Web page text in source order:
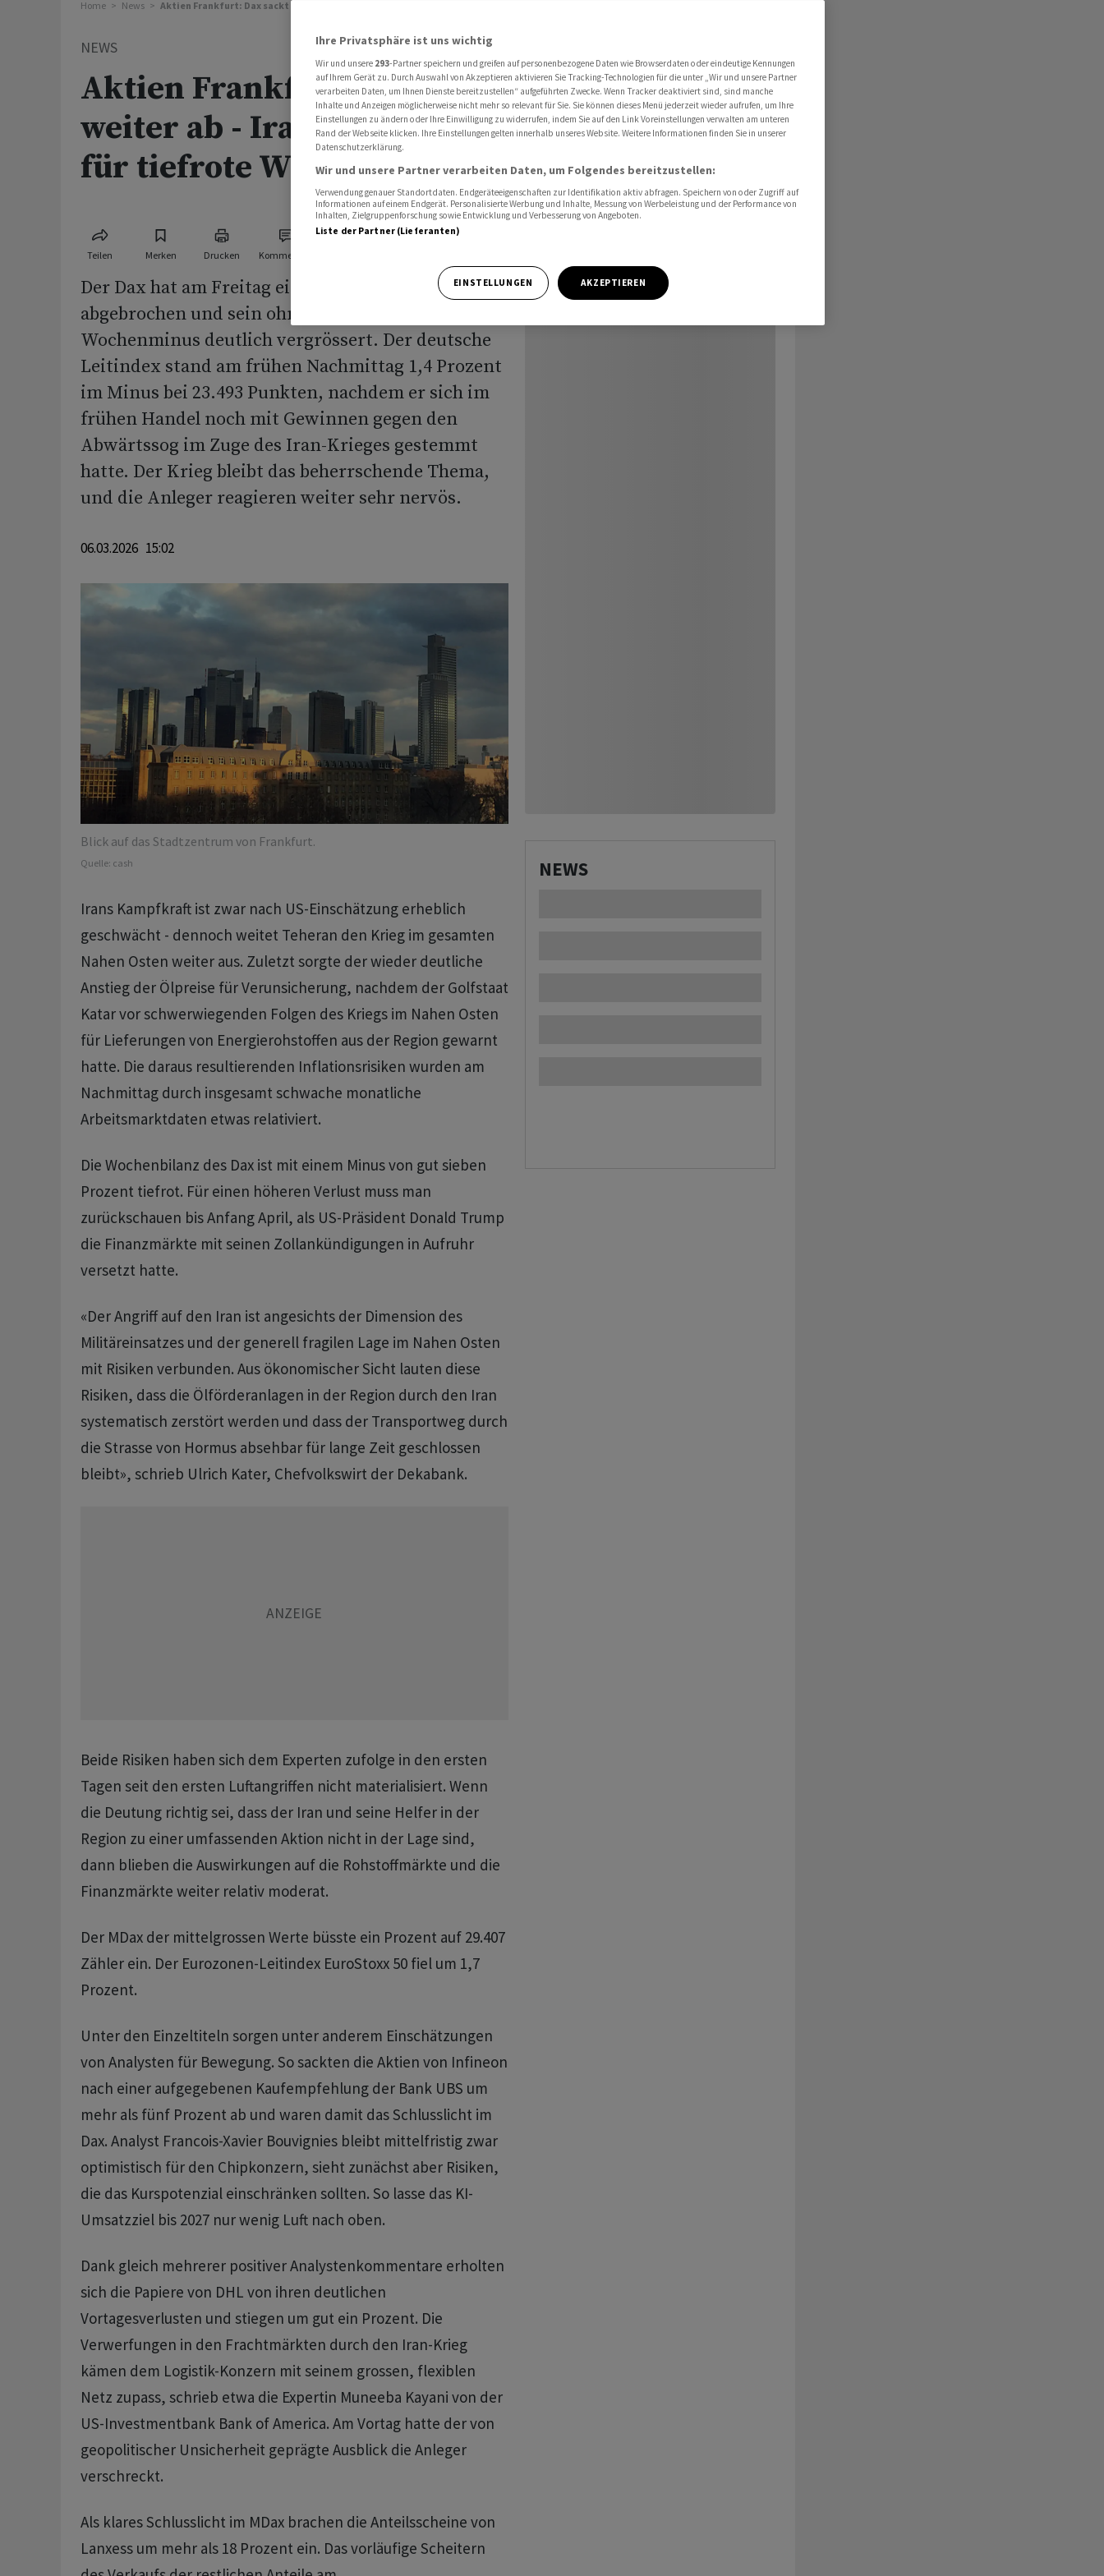
Home News Aktien Frankfurt: Dax sackt weiter ab - Iran-Krieg sorgt für tiefrote Woche
NEWS
Aktien Frankfurt: Dax sackt
weiter ab - Iran-Krieg sorgt
für tiefrote Woche
Teilen Merken Drucken Kommentare
Der Dax hat am Freitag einen Erholungsversuch
abgebrochen und sein ohnehin schon deutliches
Wochenminus deutlich vergrössert. Der deutsche
Leitindex stand am frühen Nachmittag 1,4 Prozent
im Minus bei 23.493 Punkten, nachdem er sich im
frühen Handel noch mit Gewinnen gegen den
Abwärtssog im Zuge des Iran-Krieges gestemmt
hatte. Der Krieg bleibt das beherrschende Thema,
und die Anleger reagieren weiter sehr nervös.
06.03.2026 15:02
Blick auf das Stadtzentrum von Frankfurt.
Quelle: cash
Irans Kampfkraft ist zwar nach US-Einschätzung erheblich
geschwächt - dennoch weitet Teheran den Krieg im gesamten
Nahen Osten weiter aus. Zuletzt sorgte der wieder deutliche
Anstieg der Ölpreise für Verunsicherung, nachdem der Golfstaat
Katar vor schwerwiegenden Folgen des Kriegs im Nahen Osten
für Lieferungen von Energierohstoffen aus der Region gewarnt
hatte. Die daraus resultierenden Inflationsrisiken wurden am
Nachmittag durch insgesamt schwache monatliche
Arbeitsmarktdaten etwas relativiert.
Die Wochenbilanz des Dax ist mit einem Minus von gut sieben
Prozent tiefrot. Für einen höheren Verlust muss man
zurückschauen bis Anfang April, als US-Präsident Donald Trump
die Finanzmärkte mit seinen Zollankündigungen in Aufruhr
versetzt hatte.
«Der Angriff auf den Iran ist angesichts der Dimension des
Militäreinsatzes und der generell fragilen Lage im Nahen Osten
mit Risiken verbunden. Aus ökonomischer Sicht lauten diese
Risiken, dass die Ölförderanlagen in der Region durch den Iran
systematisch zerstört werden und dass der Transportweg durch
die Strasse von Hormus absehbar für lange Zeit geschlossen
bleibt», schrieb Ulrich Kater, Chefvolkswirt der Dekabank.
Beide Risiken haben sich dem Experten zufolge in den ersten
Tagen seit den ersten Luftangriffen nicht materialisiert. Wenn
die Deutung richtig sei, dass der Iran und seine Helfer in der
Region zu einer umfassenden Aktion nicht in der Lage sind,
dann blieben die Auswirkungen auf die Rohstoffmärkte und die
Finanzmärkte weiter relativ moderat.
Der MDax der mittelgrossen Werte büsste ein Prozent auf 29.407
Zähler ein. Der Eurozonen-Leitindex EuroStoxx 50 fiel um 1,7
Prozent.
Unter den Einzeltiteln sorgen unter anderem Einschätzungen
von Analysten für Bewegung. So sackten die Aktien von Infineon
nach einer aufgegebenen Kaufempfehlung der Bank UBS um
mehr als fünf Prozent ab und waren damit das Schlusslicht im
Dax. Analyst Francois-Xavier Bouvignies bleibt mittelfristig zwar
optimistisch für den Chipkonzern, sieht zunächst aber Risiken,
die das Kurspotenzial einschränken sollten. So lasse das KI-
Umsatzziel bis 2027 nur wenig Luft nach oben.
Dank gleich mehrerer positiver Analystenkommentare erholten
sich die Papiere von DHL von ihren deutlichen
Vortagesverlusten und stiegen um gut ein Prozent. Die
Verwerfungen in den Frachtmärkten durch den Iran-Krieg
kämen dem Logistik-Konzern mit seinem grossen, flexiblen
Netz zupass, schrieb etwa die Expertin Muneeba Kayani von der
US-Investmentbank Bank of America. Am Vortag hatte der von
geopolitischer Unsicherheit geprägte Ausblick die Anleger
verschreckt.
Als klares Schlusslicht im MDax brachen die Anteilsscheine von
Lanxess um mehr als 18 Prozent ein. Das vorläufige Scheitern
NEWS
Ihre Privatsphäre ist uns wichtig
Wir und unsere 293-Partner speichern und greifen auf personenbezogene Daten wie Browserdaten oder eindeutige Kennungen
auf Ihrem Gerät zu. Durch Auswahl von Akzeptieren aktivieren Sie Tracking-Technologien für die unter „Wir und unsere Partner
verarbeiten Daten, um Ihnen Dienste bereitzustellen“ aufgeführten Zwecke. Wenn Tracker deaktiviert sind, sind manche
Inhalte und Anzeigen möglicherweise nicht mehr so relevant für Sie. Sie können dieses Menü jederzeit wieder aufrufen, um Ihre
Einstellungen zu ändern oder Ihre Einwilligung zu widerrufen, indem Sie auf den Link Voreinstellungen verwalten am unteren
Rand der Webseite klicken. Ihre Einstellungen gelten innerhalb unseres Website. Weitere Informationen finden Sie in unserer
Datenschutzerklärung.
Wir und unsere Partner verarbeiten Daten, um Folgendes bereitzustellen:
Verwendung genauer Standortdaten. Endgeräteeigenschaften zur Identifikation aktiv abfragen. Speichern von oder Zugriff auf
Informationen auf einem Endgerät. Personalisierte Werbung und Inhalte, Messung von Werbeleistung und der Performance von
Inhalten, Zielgruppenforschung sowie Entwicklung und Verbesserung von Angeboten.
Liste der Partner (Lieferanten)
EINSTELLUNGEN AKZEPTIEREN